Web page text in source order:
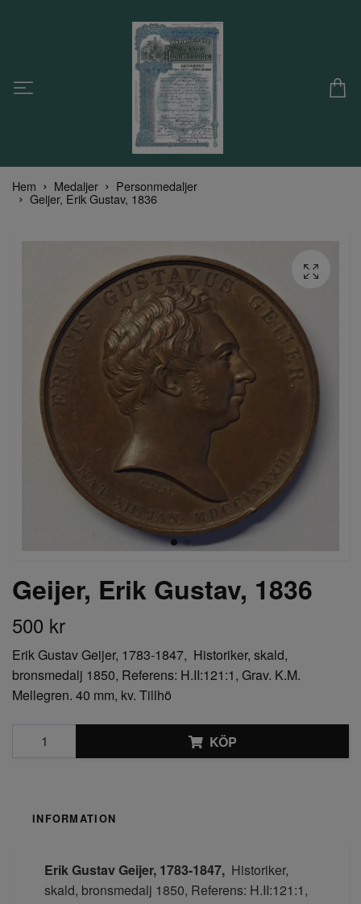
Hem Medaljer Personmedaljer
Geijer, Erik Gustav, 1836
Geijer, Erik Gustav, 1836
500 kr
Erik Gustav Geijer, 1783-1847, Historiker, skald,
bronsmedalj 1850, Referens: H.II:121:1, Grav. K.M.
Mellegren. 40 mm, kv. Tillhö
KÖP
INFORMATION
Erik GustavGeijer, 1783-1847, Historiker,
skald, bronsmedalj 1850, Referens: H.II:121:1,